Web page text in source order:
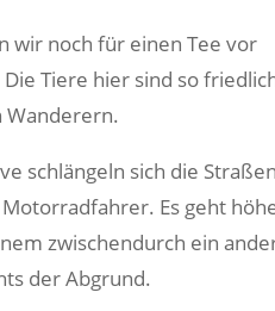
wir noch für einen Tee vor
Tiere hier sind so
Wanderern.
schlängeln sich die
Es geht
zwischendurch ein
der Abgrund.